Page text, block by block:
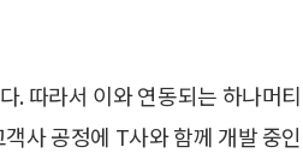
. 따라서 이와 연동되는 하나머티
사 공정에 T사와 함께 개발 중인